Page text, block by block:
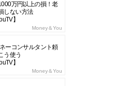
万円以上の損！老
しない方法
】
Money＆You
ーコンサルタント頼
う使う
】
Money＆You